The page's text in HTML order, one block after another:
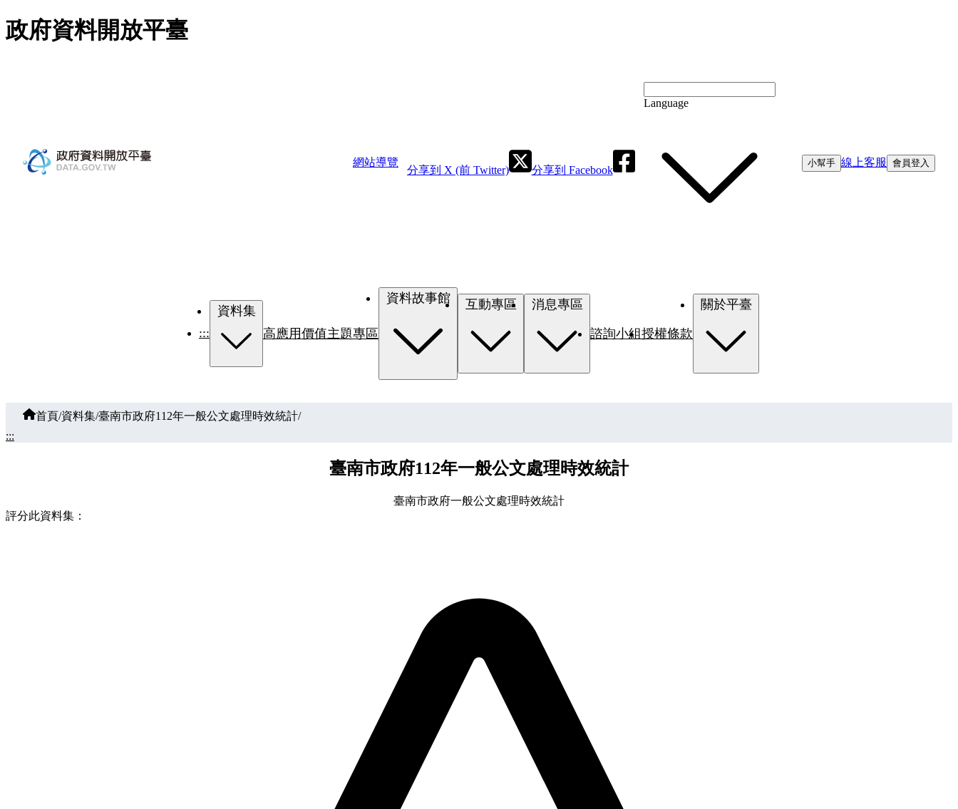
跳至主要內容
政府資料開放平臺
網站導覽
分享到 X (前 Twitter) 分享到 Facebook
Language
小幫手 線上客服 會員登入
:::
資料集
高應用價值主題專區
資料故事館
諮詢小組授權條款
首頁/資料集/臺南市政府112年一般公文處理時效統計/
:::
臺南市政府112年一般公文處理時效統計
臺南市政府一般公文處理時效統計
評分此資料集：